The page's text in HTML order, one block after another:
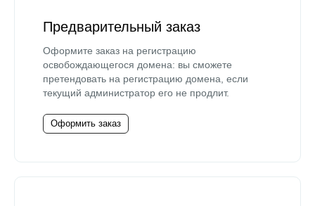
Предварительный заказ
Оформите заказ на регистрацию
освобождающегося домена: вы сможете
претендовать на регистрацию домена, если
текущий администратор его не продлит.
Оформить заказ